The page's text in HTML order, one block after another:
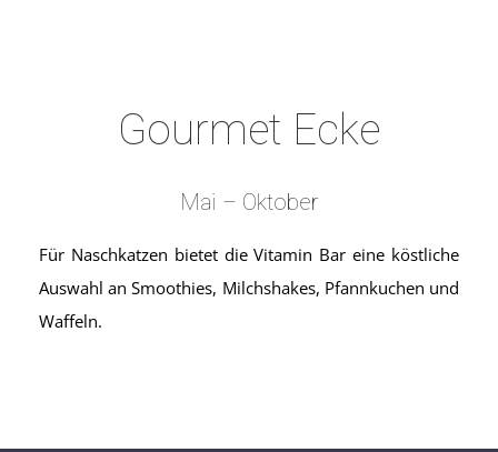
Gourmet Ecke
Mai – Oktober
Für Naschkatzen bietet die Vitamin Bar eine köstliche
Auswahl an Smoothies, Milchshakes, Pfannkuchen und
Waffeln.